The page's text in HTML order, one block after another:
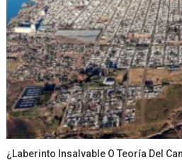
¿Laberinto Insalvable O Teoría Del